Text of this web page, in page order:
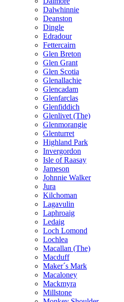
Dalwhinnie
Deanston
Dingle
Edradour
Fettercairn
Glen Breton
Glen Grant
Glen Scotia
Glenallachie
Glencadam
Glenfarclas
Glenfiddich
Glenlivet (The)
Glenmorangie
Glenturret
Highland Park
Invergordon
Isle of Raasay
Jameson
Johnnie Walker
Jura
Kilchoman
Lagavulin
Laphroaig
Ledaig
Loch Lomond
Lochlea
Macallan (The)
Macduff
Maker´s Mark
Macaloney
Mackmyra
Millstone